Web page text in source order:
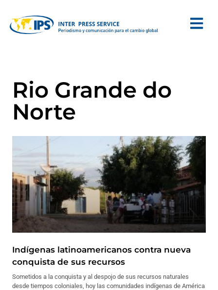
Rio Grande do
Norte
Indígenas latinoamericanos contra nueva
conquista de sus recursos
Sometidos a la conquista y al despojo de sus recursos naturales
desde tiempos coloniales, hoy las comunidades indígenas de América